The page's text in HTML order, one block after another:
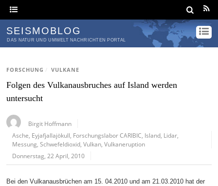
SEISMOBLOG
DAS NATUR UND UMWELT NACHRICHTEN PORTAL
FORSCHUNG / VULKANE
Folgen des Vulkanausbruches auf Island werden
untersucht
Birgit Hoffmann
Asche Eyjafjallajökull Forschungslabor CARIBIC Island Lidar
Messung ,Schwefeldioxid ,Vulkan ,Vulkaneruption
Donnerstag, 22 April, 2010
Bei den Vulkanausbrüchen am 15. 04.2010 und am 21.03.2010 hat der